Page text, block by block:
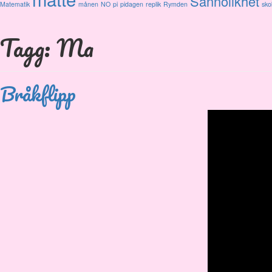
Matematik månen NO pi pidagen replik Rymden
Tagg: Ma
Bråkflipp